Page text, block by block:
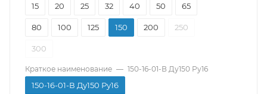
15 20 25 32 40 50 65
80 100 125 150 200 250
300
Краткое наименование — 150-16-01-В Ду150 Ру16
150-16-01-В Ду150 Ру16